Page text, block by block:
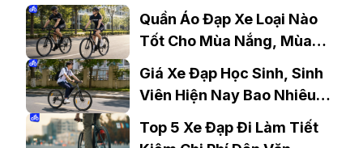
Quần Áo Đạp Xe Loại Nào
Tốt Cho Mùa Nắng, Mùa
Giá Xe Đạp Học Sinh, Sinh
Viên Hiện Nay Bao Nhiêu?
Top 5 Xe Đạp Đi Làm Tiết